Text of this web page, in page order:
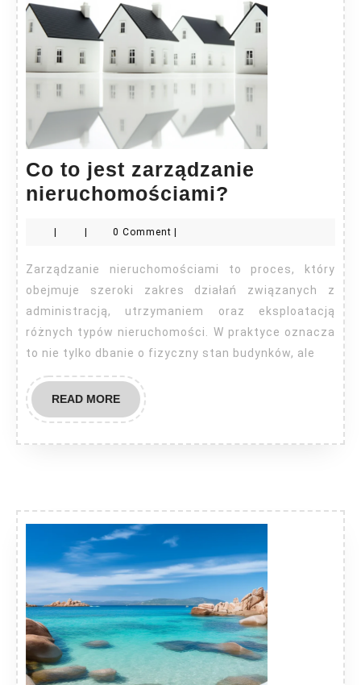
Co to jest zarządzanie
nieruchomościami?
zarządzanie
| | 0 Comment |
Zarządzanie nieruchomościami to proces, który
obejmuje szeroki zakres działań związanych z
administracją, utrzymaniem oraz eksploatacją
różnych typów nieruchomości. W praktyce oznacza
to nie tylko dbanie o fizyczny stan budynków, ale
READ MOREREAD
MORE